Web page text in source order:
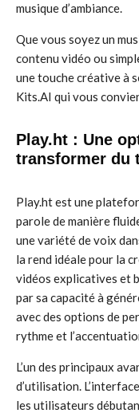
musique d’ambiance.
Que vous soyez un
contenu vidéo ou
une touche créative à
Kits.AI qui vous
Play.ht : Une
transformer du
Play.ht est une
parole de manière
une variété de voix
la rend idéale pour la
vidéos explicatives et
par sa capacité à
avec des options de
rythme et
L’un des principaux
d’utilisation.
les utilisateurs